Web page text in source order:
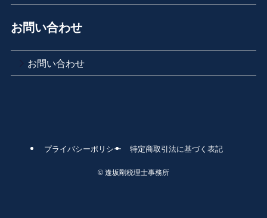
お問い合わせ
お問い合わせ
プライバシーポリシー 特定商取引法に基づく表記
© 逢坂剛税理士事務所